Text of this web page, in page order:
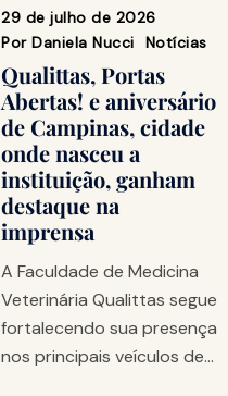
29 de julho de 2026
Por Daniela Nucci Notícias
Qualittas, Portas
Abertas! e aniversário
de Campinas, cidade
onde nasceu a
instituição, ganham
destaque na
imprensa
A Faculdade de Medicina
Veterinária Qualittas segue
fortalecendo sua presença
nos principais veículos de…